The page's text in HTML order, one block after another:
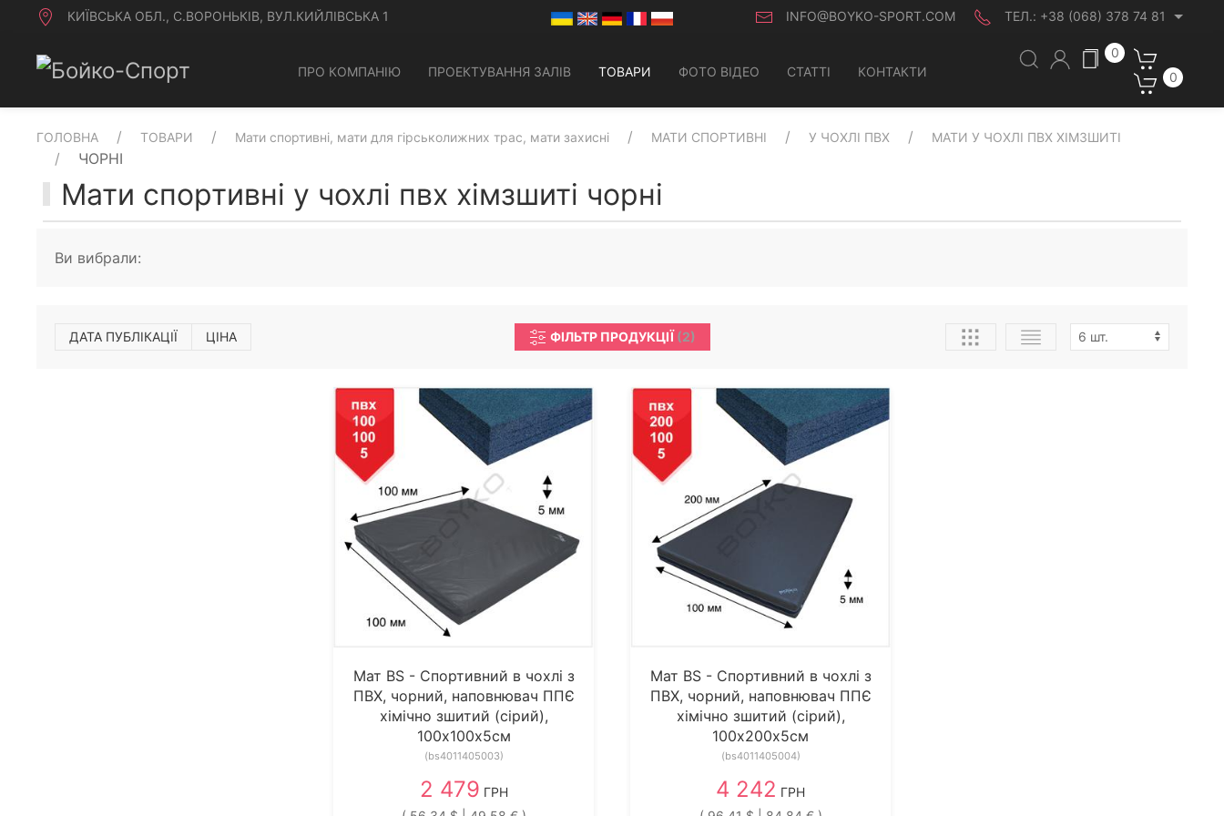
КИЇВСЬКА ОБЛ., С.ВОРОНЬКІВ, ВУЛ.КИЙЛІВСЬКА 1 INFO@BOYKO-SPORT.COM ТЕЛ.: +38 (068) 378 74 81
ПРО КОМПАНІЮ ПРОЕКТУВАННЯ ЗАЛІВ ТОВАРИ ФОТО ВІДЕО СТАТТІ КОНТАКТИ
0
0
ГОЛОВНА ТОВАРИ Мати спортивні, мати для гірськолижних трас, мати захисні МАТИ СПОРТИВНІ У ЧОХЛІ ПВХ МАТИ У ЧОХЛІ ПВХ ХІМЗШИТІ
ЧОРНІ
Мати спортивні у чохлі пвх хімзшиті чорні
Ви вибрали:
ДАТА ПУБЛІКАЦІЇ ЦІНА ФІЛЬТР ПРОДУКЦІЇ(2)
Мат BS - Cпортивний в чохлі з
ПВХ, чорний, наповнювач ППЄ
хімічно зшитий (сірий),
100х100х5см
(bs4011405003)
2 479 ГРН
Мат BS - Cпортивний в чохлі з
ПВХ, чорний, наповнювач ППЄ
хімічно зшитий (сірий),
100х200х5см
(bs4011405004)
4 242 ГРН